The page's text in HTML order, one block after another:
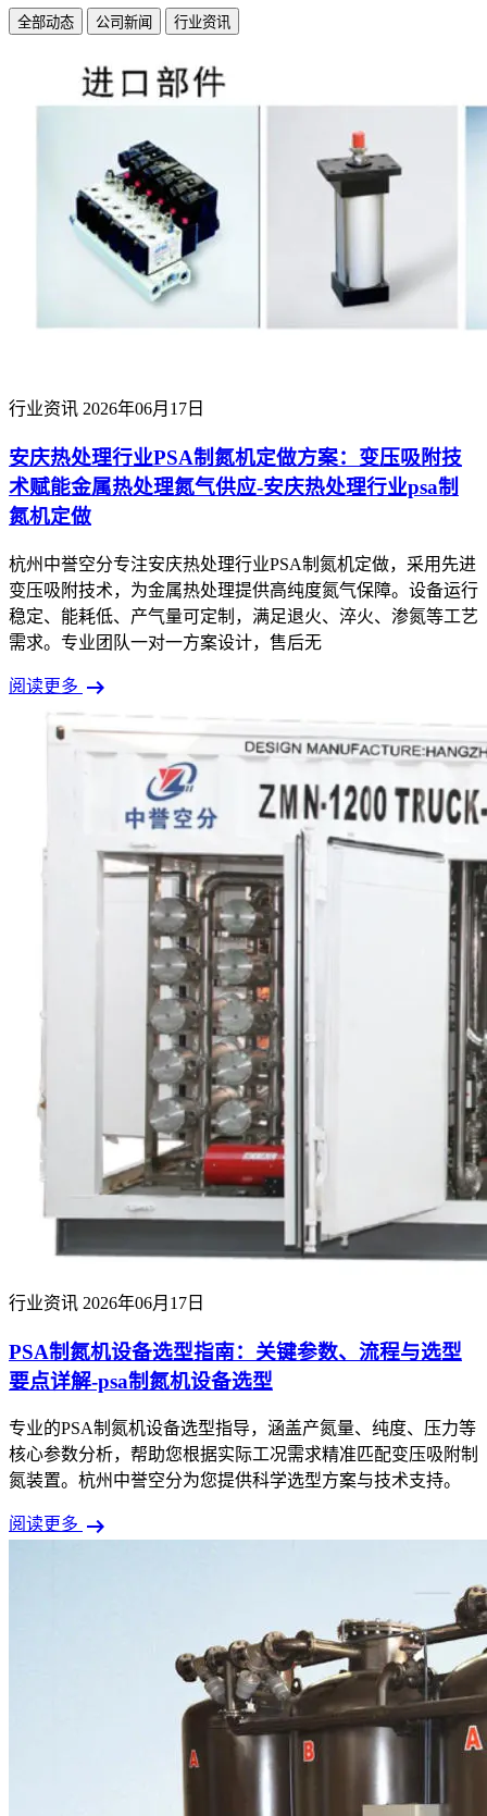
全部动态 公司新闻 行业资讯
行业资讯 2026年06月17日
安庆热处理行业PSA制氮机定做方案：变压吸附技
术赋能金属热处理氮气供应-安庆热处理行业psa制
氮机定做
杭州中誉空分专注安庆热处理行业PSA制氮机定做，采用先进
变压吸附技术，为金属热处理提供高纯度氮气保障。设备运行
稳定、能耗低、产气量可定制，满足退火、淬火、渗氮等工艺
需求。专业团队一对一方案设计，售后无
阅读更多 arrow_right_alt
行业资讯 2026年06月17日
PSA制氮机设备选型指南：关键参数、流程与选型
要点详解-psa制氮机设备选型
专业的PSA制氮机设备选型指导，涵盖产氮量、纯度、压力等
核心参数分析，帮助您根据实际工况需求精准匹配变压吸附制
氮装置。杭州中誉空分为您提供科学选型方案与技术支持。
阅读更多 arrow_right_alt